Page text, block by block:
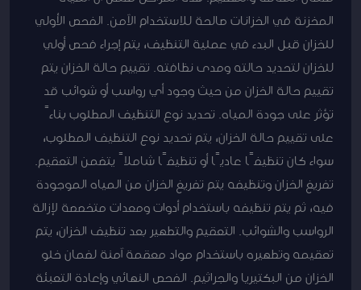
المخزنة في الخزانات صالحة للاستخدام الآمن. الفحص الأولي
للخزان قبل البدء في عملية التنظيف، يتم إجراء فحص أولي
للخزان لتحديد حالته ومدى نظافته. تقييم حالة الخزان يتم
تقييم حالة الخزان من حيث وجود أي رواسب أو شوائب قد
تؤثر على جودة المياه. تحديد نوع التنظيف المطلوب بناءً
على تقييم حالة الخزان، يتم تحديد نوع التنظيف المطلوب،
سواء كان تنظيفًا عاديًا أو تنظيفًا شاملاً يتضمن التعقيم.
تفريغ الخزان وتنظيفه يتم تفريغ الخزان من المياه الموجودة
فيه، ثم يتم تنظيفه باستخدام أدوات ومعدات متخصصة لإزالة
الرواسب والشوائب. التعقيم والتطهير بعد تنظيف الخزان، يتم
تعقيمه وتطهيره باستخدام مواد معقمة آمنة لضمان خلو
الخزان من البكتيريا والجراثيم. الفحص النهائي وإعادة التعبئة